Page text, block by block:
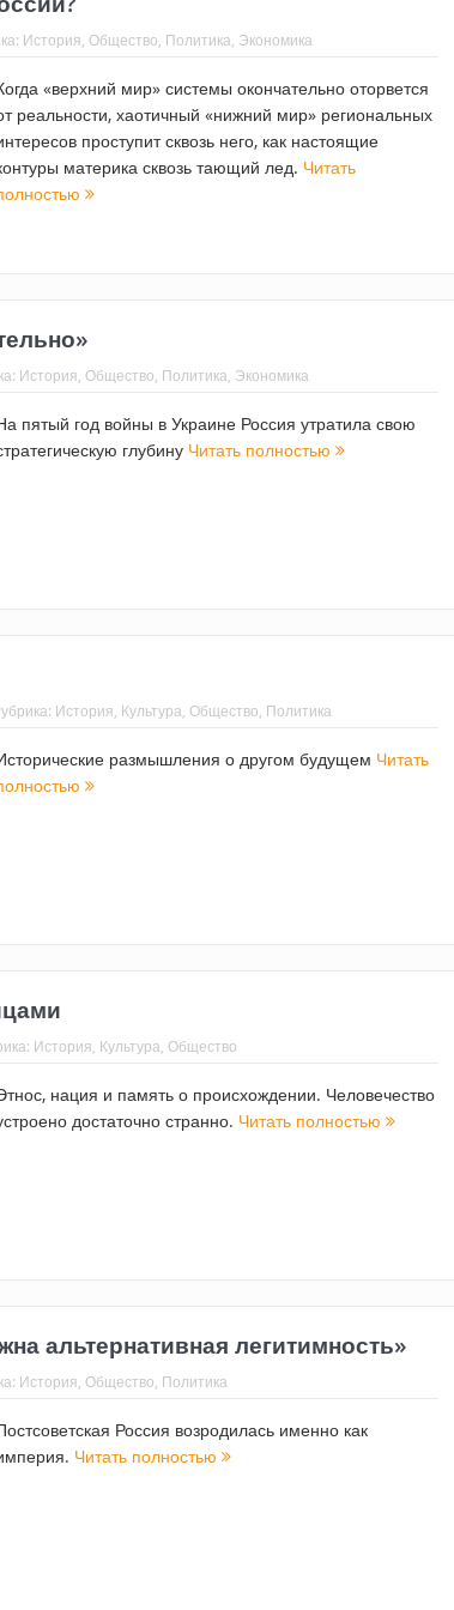
История Общество Политика Экономика
«верхний мир» системы окончательно оторвется
реальности, хаотичный «нижний мир» региональных
проступит сквозь него, как настоящие
материка сквозь тающий лед. Читать
История Общество Политика Экономика
пятый год войны в Украине Россия утратила свою
глубину Читать полностью
История Культура Общество Политика
размышления о другом будущем Читать
История Культура Общество
нация и память о происхождении. Человечество
достаточно странно. Читать полностью
альтернативная легитимность»
История Общество Политика
Россия возродилась именно как
Читать полностью